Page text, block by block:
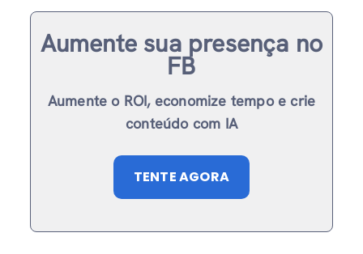
Aumente sua presença no
FB
Aumente o ROI, economize tempo e crie
conteúdo com IA
TENTE AGORA